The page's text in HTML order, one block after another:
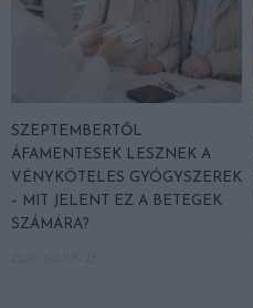
SZEPTEMBERTŐL
ÁFAMENTESEK LESZNEK A
VÉNYKÖTELES GYÓGYSZEREK
– MIT JELENT EZ A BETEGEK
SZÁMÁRA?